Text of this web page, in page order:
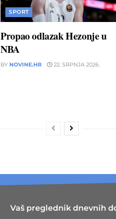
SPORT
Propao odlazak Hezonje u
NBA
BY NOVINE.HR 22. SRPNJA 2026.
Vaš preglednik dnevnih